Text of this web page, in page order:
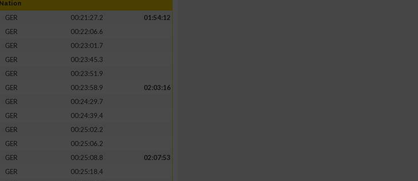
Nation
GER 00:21:27.2
01:54:12
GER
00:22:06.6
GER
00:23:01.7
GER
00:23:45.3
GER
00:23:51.9
GER 00:23:58.9
02:03:16
GER
00:24:29.7
GER
00:24:39.4
GER
00:25:02.2
GER
00:25:06.2
GER 00:25:08.8
02:07:53
GER
00:25:18.4